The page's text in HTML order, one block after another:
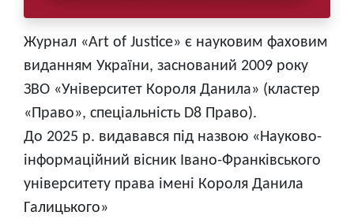
Журнал «Art of Justice» є науковим фаховим
виданням України, заснований 2009 року
ЗВО «Університет Короля Данила» (кластер
«Право», спеціальність D8 Право).
До 2025 р. видавався під назвою «Науково-
інформаційний вісник Івано-Франківського
університету права імені Короля Данила
Галицького»